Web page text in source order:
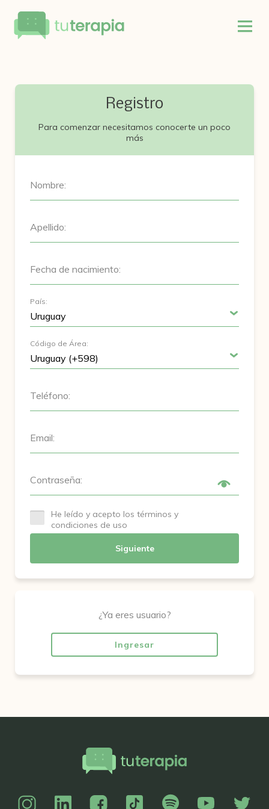
Registro
Para comenzar necesitamos conocerte un poco
más
Nombre:
Apellido:
Fecha de nacimiento:
País:
Código de Área:
Teléfono:
Email:
Contraseña:
He leído y acepto los términos y
condiciones de uso
Siguiente
¿Ya eres usuario?
Ingresar